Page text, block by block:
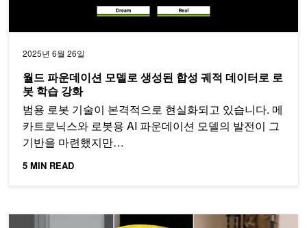
2025년 6월 26일
월드 파운데이션 모델로 생성된 합성 궤적 데이터로 로
봇 학습 강화
범용 로봇 기술이 본격적으로 현실화되고 있습니다. 메
카트로닉스와 로봇용 AI 파운데이션 모델의 발전이 그
기반을 마련했지만…
5 MIN READ
NVIDIA Cosmos 월드 파운데이션 모델 플랫폼으로 피지컬 AI 발전